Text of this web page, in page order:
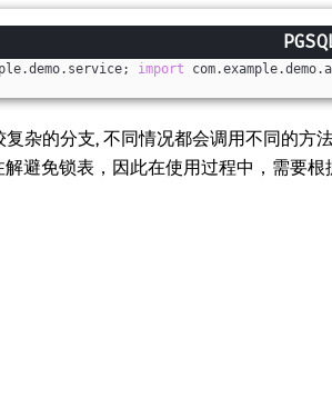
import
杂的分支, 不同情况都会调用不同的方
解避免锁表，因此在使用过程中，需要根